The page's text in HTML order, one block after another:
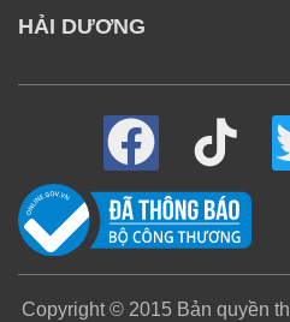
lên đến 10 tuần
HẢI DƯƠNG
Copyright © 2015 Bản quyền